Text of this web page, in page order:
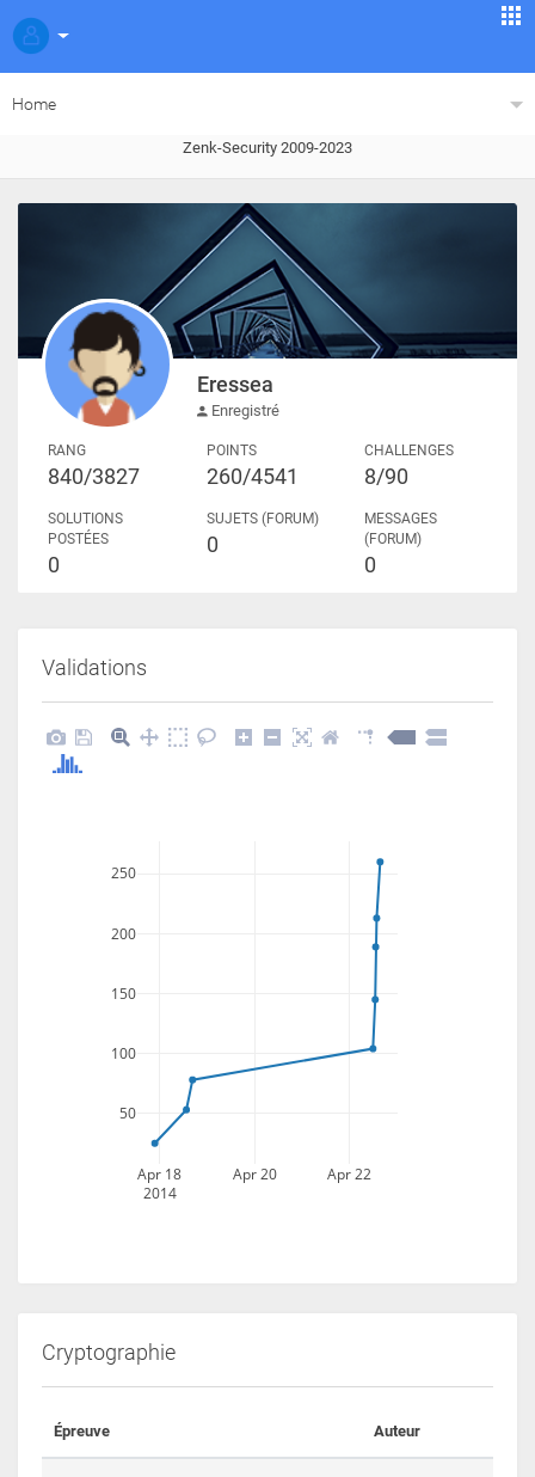
Home
Zenk-Security 2009-2023
Eressea
Enregistré
RANG
840/3827
POINTS
260/4541
CHALLENGES
8/90
SOLUTIONS
POSTÉES
0
SUJETS (FORUM)
0
MESSAGES
(FORUM)
0
Validations
Apr 18
2014
Apr 20 Apr 22
50
100
150
200
250
Cryptographie
Épreuve Auteur